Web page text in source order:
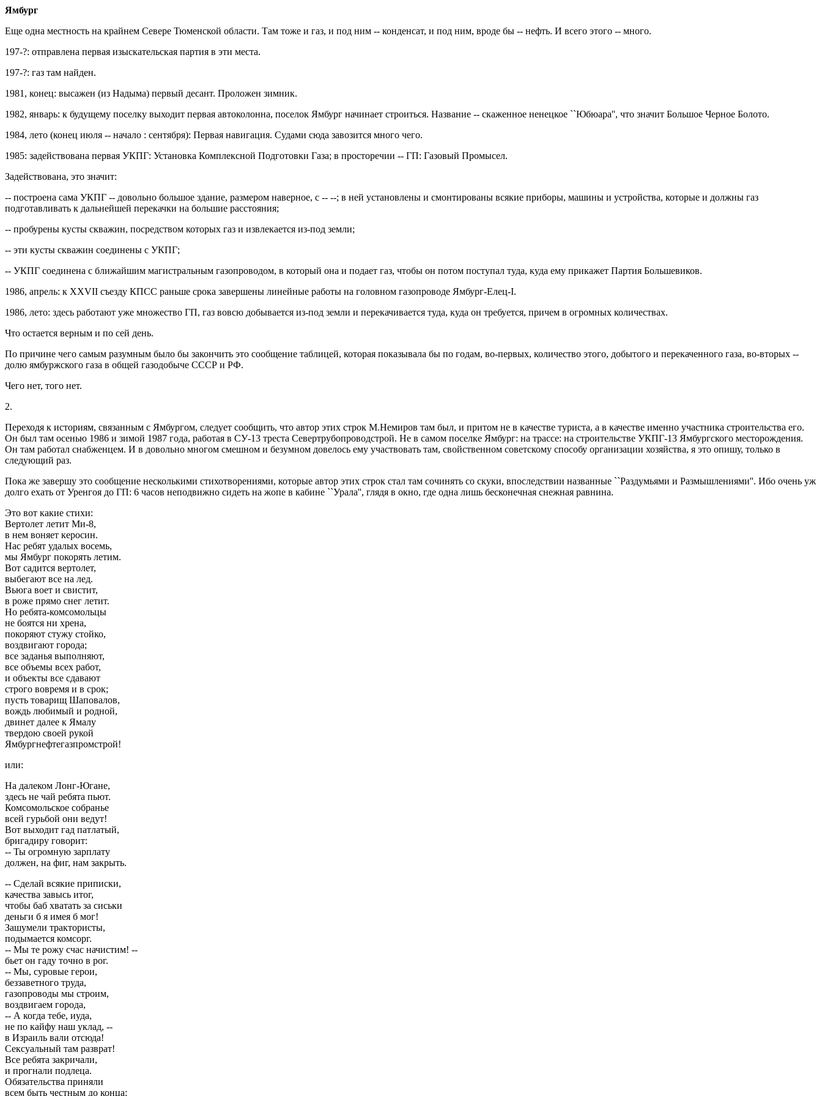
Ямбург
Еще одна местность на крайнем Севере Тюменской области. Там тоже и газ, и под ним -- конденсат, и под ним, вроде бы -- нефть. И всего этого -- много.
197-?: отправлена первая изыскательская партия в эти места.
197-?: газ там найден.
1981, конец: высажен (из Надыма) первый десант. Проложен зимник.
1982, январь: к будущему поселку выходит первая автоколонна, поселок Ямбург начинает строиться. Название -- скаженное ненецкое ``Юбюара'', что значит Большое Черное Болото.
1984, лето (конец июля -- начало : сентября): Первая навигация. Судами сюда завозится много чего.
1985: задействована первая УКПГ: Установка Комплексной Подготовки Газа; в просторечии -- ГП: Газовый Промысел.
Задействована, это значит:
-- построена сама УКПГ -- довольно большое здание, размером наверное, с -- --; в ней установлены и смонтированы всякие приборы, машины и устройства, которые и должны газ
подготавливать к дальнейшей перекачки на большие расстояния;
-- пробурены кусты скважин, посредством которых газ и извлекается из-под земли;
-- эти кусты скважин соединены с УКПГ;
-- УКПГ соединена с ближайшим магистральным газопроводом, в который она и подает газ, чтобы он потом поступал туда, куда ему прикажет Партия Большевиков.
1986, апрель: к XXVII съезду КПСС раньше срока завершены линейные работы на головном газопроводе Ямбург-Елец-I.
1986, лето: здесь работают уже множество ГП, газ вовсю добывается из-под земли и перекачивается туда, куда он требуется, причем в огромных количествах.
Что остается верным и по сей день.
По причине чего самым разумным было бы закончить это сообщение таблицей, которая показывала бы по годам, во-первых, количество этого, добытого и перекаченного газа, во-вторых --
долю ямбуржского газа в общей газодобыче СССР и РФ.
Чего нет, того нет.
2.
Переходя к историям, связанным с Ямбургом, следует сообщить, что автор этих строк М.Немиров там был, и притом не в качестве туриста, а в качестве именно участника строительства его.
Он был там осенью 1986 и зимой 1987 года, работая в СУ-13 треста Севертрубопроводстрой. Не в самом поселке Ямбург: на трассе: на строительстве УКПГ-13 Ямбургского месторождения.
Он там работал снабженцем. И в довольно многом смешном и безумном довелось ему участвовать там, свойственном советскому способу организации хозяйства, я это опишу, только в
следующий раз.
Пока же завершу это сообщение несколькими стихотворениями, которые автор этих строк стал там сочинять со скуки, впоследствии названные ``Раздумьями и Размышлениями''. Ибо очень уж
долго ехать от Уренгоя до ГП: 6 часов неподвижно сидеть на жопе в кабине ``Урала'', глядя в окно, где одна лишь бесконечная снежная равнина.
Это вот какие стихи:
Вертолет летит Ми-8,
в нем воняет керосин.
Нас ребят удалых восемь,
мы Ямбург покорять летим.
Вот садится вертолет,
выбегают все на лед.
Вьюга воет и свистит,
в роже прямо снег летит.
Но ребята-комсомольцы
не боятся ни хрена,
покоряют стужу стойко,
воздвигают города;
все заданья выполняют,
все объемы всех работ,
и объекты все сдавают
строго вовремя и в срок;
пусть товарищ Шаповалов,
вождь любимый и родной,
двинет далее к Ямалу
твердою своей рукой
Ямбургнефтегазпромстрой!
или:
На далеком Лонг-Югане,
здесь не чай ребята пьют.
Комсомольское собранье
всей гурьбой они ведут!
Вот выходит гад патлатый,
бригадиру говорит:
-- Ты огромную зарплату
должен, на фиг, нам закрыть.
-- Сделай всякие приписки,
качества завысь итог,
чтобы баб хватать за сиськи
деньги б я имея б мог!
Зашумели трактористы,
подымается комсорг.
-- Мы те рожу счас начистим! --
бьет он гаду точно в рог.
-- Мы, суровые герои,
беззаветного труда,
газопроводы мы строим,
воздвигаем города,
-- А когда тебе, иуда,
не по кайфу наш уклад, --
в Израиль вали отсюда!
Сексуальный там разврат!
Все ребята закричали,
и прогнали подлеца.
Обязательства приняли
всем быть честным до конца: